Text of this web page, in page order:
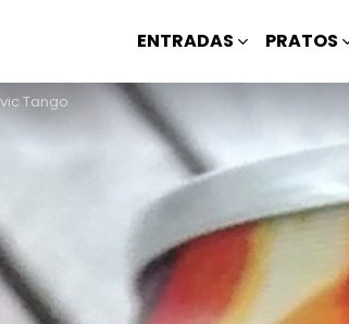
ENTRADAS PRATOS
Tango